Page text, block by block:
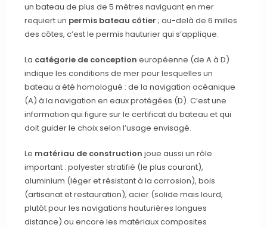
un bateau de plus de 5 mètres naviguant en mer
requiert un permis bateau côtier ; au-delà de 6 milles
des côtes, c’est le permis hauturier qui s’applique.
La catégorie de conception européenne (de A à D)
indique les conditions de mer pour lesquelles un
bateau a été homologué : de la navigation océanique
(A) à la navigation en eaux protégées (D). C’est une
information qui figure sur le certificat du bateau et qui
doit guider le choix selon l’usage envisagé.
Le matériau de construction joue aussi un rôle
important : polyester stratifié (le plus courant),
aluminium (léger et résistant à la corrosion), bois
(artisanat et restauration), acier (solide mais lourd,
plutôt pour les navigations hauturières longues
distance) ou encore les matériaux composites